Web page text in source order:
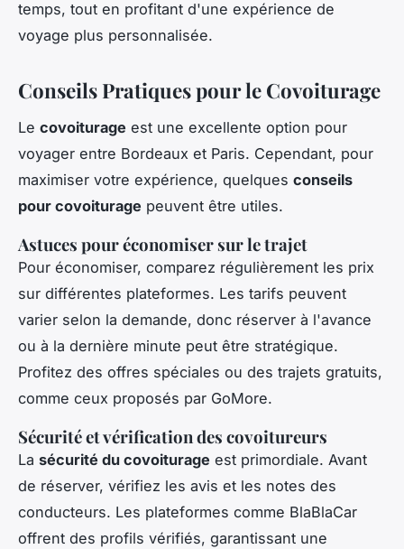
temps, tout en profitant d'une expérience de
voyage plus personnalisée.
Conseils Pratiques pour le Covoiturage
Le covoiturage est une excellente option pour
voyager entre Bordeaux et Paris. Cependant, pour
maximiser votre expérience, quelques conseils
pour covoiturage peuvent être utiles.
Astuces pour économiser sur le trajet
Pour économiser, comparez régulièrement les prix
sur différentes plateformes. Les tarifs peuvent
varier selon la demande, donc réserver à l'avance
ou à la dernière minute peut être stratégique.
Profitez des offres spéciales ou des trajets gratuits,
comme ceux proposés par GoMore.
Sécurité et vérification des covoitureurs
La sécurité du covoiturage est primordiale. Avant
de réserver, vérifiez les avis et les notes des
conducteurs. Les plateformes comme BlaBlaCar
offrent des profils vérifiés, garantissant une